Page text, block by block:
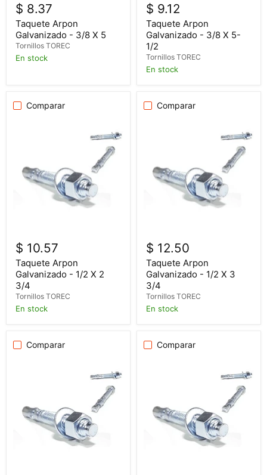
$ 8.37
Taquete Arpon
Galvanizado - 3/8 X 5
Tornillos TOREC
En stock
$ 9.12
Taquete Arpon
Galvanizado - 3/8 X 5-
1/2
Tornillos TOREC
En stock
Comparar
$ 10.57
Taquete Arpon
Galvanizado - 1/2 X 2
3/4
Tornillos TOREC
En stock
Comparar
$ 12.50
Taquete Arpon
Galvanizado - 1/2 X 3
3/4
Tornillos TOREC
En stock
Comparar Comparar